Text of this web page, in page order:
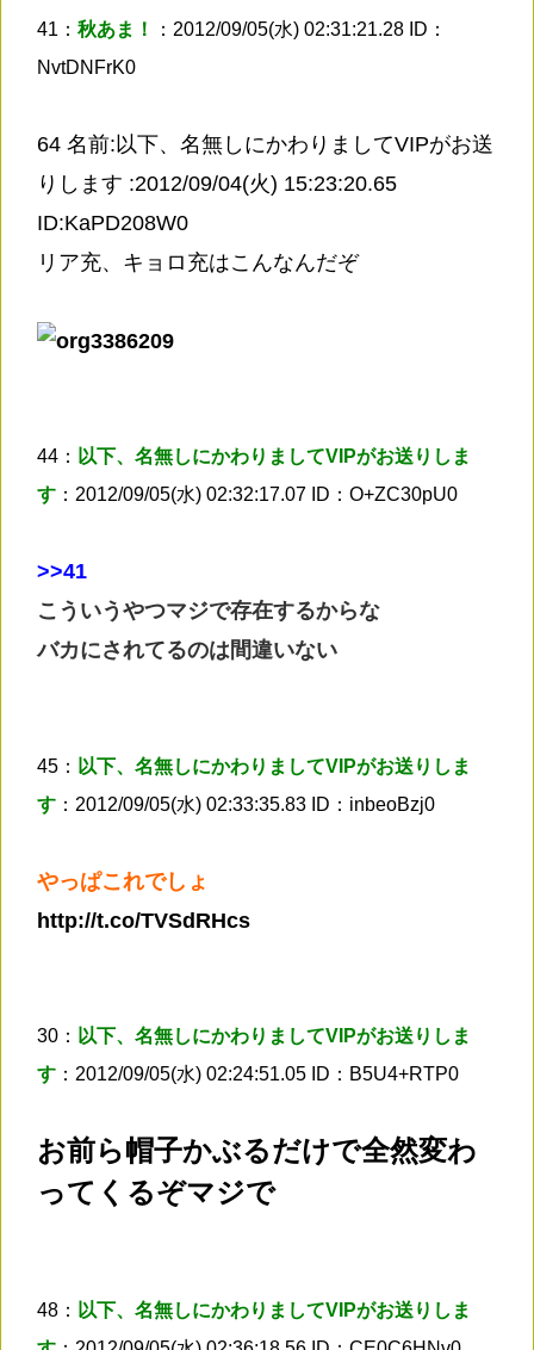
41： 秋あま！
：2012/09/05(水) 02:31:21.28 ID：
NvtDNFrK0
64 名前:以下、名無しにかわりましてVIPがお送
りします :2012/09/04(火) 15:23:20.65
ID:KaPD208W0
リア充、キョロ充はこんなんだぞ
44： 以下、名無しにかわりましてVIPがお送りしま
す ：2012/09/05(水) 02:32:17.07 ID：O+ZC30pU0
>>41
こういうやつマジで存在するからな
バカにされてるのは間違いない
45： 以下、名無しにかわりましてVIPがお送りしま
す ：2012/09/05(水) 02:33:35.83 ID：inbeoBzj0
やっぱこれでしょ
http://t.co/TVSdRHcs
30： 以下、名無しにかわりましてVIPがお送りしま
す ：2012/09/05(水) 02:24:51.05 ID：B5U4+RTP0
お前ら帽子かぶるだけで全然変わ
ってくるぞマジで
48： 以下、名無しにかわりましてVIPがお送りしま